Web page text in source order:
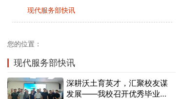
现代服务部快讯
您的位置：
现代服务部快讯
深耕沃土育英才，汇聚校友谋
发展——我校召开优秀毕业生